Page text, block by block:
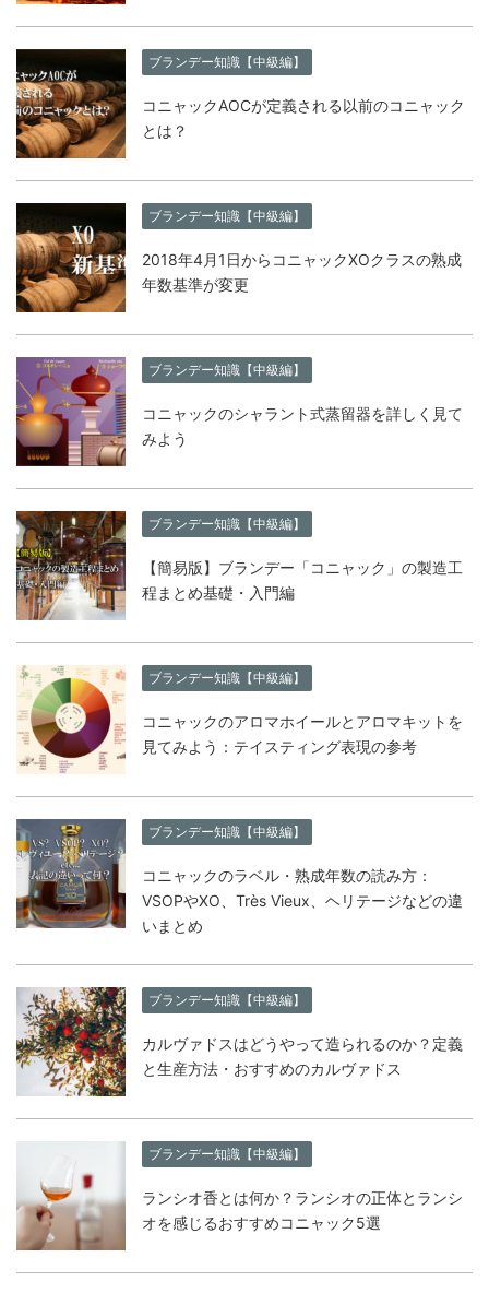
ブランデー知識【中級編】
コニャックAOCが定義される以前のコニャック
とは？
ブランデー知識【中級編】
2018年4月1日からコニャックXOクラスの熟成
年数基準が変更
ブランデー知識【中級編】
コニャックのシャラント式蒸留器を詳しく見て
みよう
ブランデー知識【中級編】
【簡易版】ブランデー「コニャック」の製造工
程まとめ基礎・入門編
ブランデー知識【中級編】
コニャックのアロマホイールとアロマキットを
見てみよう：テイスティング表現の参考
ブランデー知識【中級編】
コニャックのラベル・熟成年数の読み方：
VSOPやXO、Très Vieux、ヘリテージなどの違
いまとめ
ブランデー知識【中級編】
カルヴァドスはどうやって造られるのか？定義
と生産方法・おすすめのカルヴァドス
ブランデー知識【中級編】
ランシオ香とは何か？ランシオの正体とランシ
オを感じるおすすめコニャック5選